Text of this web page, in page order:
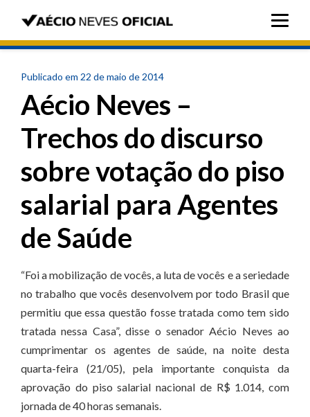
Publicado em 22 de maio de 2014
Aécio Neves –
Trechos do discurso
sobre votação do piso
salarial para Agentes
de Saúde
“Foi a mobilização de vocês, a luta de vocês e a seriedade
no trabalho que vocês desenvolvem por todo Brasil que
permitiu que essa questão fosse tratada como tem sido
tratada nessa Casa”, disse o senador Aécio Neves ao
cumprimentar os agentes de saúde, na noite desta
quarta-feira (21/05), pela importante conquista da
aprovação do piso salarial nacional de R$ 1.014, com
jornada de 40 horas semanais.